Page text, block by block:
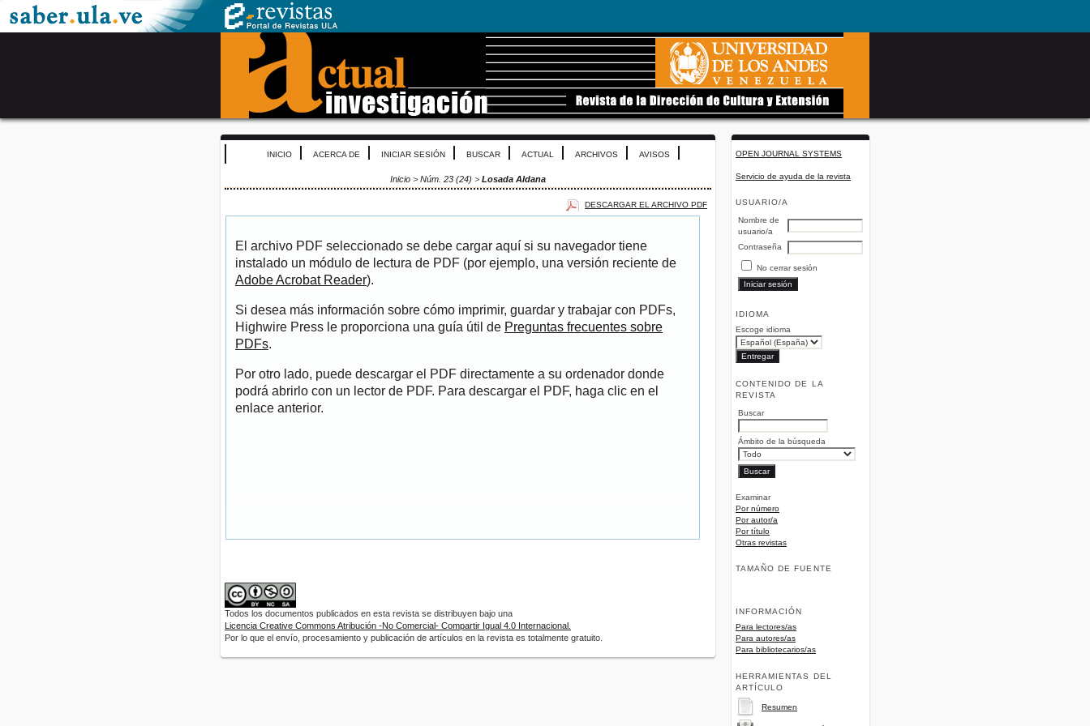
OPEN JOURNAL SYSTEMS
Servicio de ayuda de la revista
USUARIO/A
Nombre de
usuario/a
Contraseña
No cerrar sesión
IDIOMA
Escoge idioma
CONTENIDO DE LA
REVISTA
Buscar
Ámbito de la búsqueda
Examinar
Por número
Por autor/a
Por título
Otras revistas
TAMAÑO DE FUENTE
INFORMACIÓN
Para lectores/as
Para autores/as
Para bibliotecarios/as
HERRAMIENTAS DEL
ARTÍCULO
Resumen
INICIO ACERCA DE INICIAR SESIÓN BUSCAR ACTUAL ARCHIVOS AVISOS
Inicio > Núm. 23 (24) > Losada Aldana
DESCARGAR EL ARCHIVO PDF
El archivo PDF seleccionado se debe cargar aquí si su navegador tiene
instalado un módulo de lectura de PDF (por ejemplo, una versión reciente de
Adobe Acrobat Reader).
Si desea más información sobre cómo imprimir, guardar y trabajar con PDFs,
Highwire Press le proporciona una guía útil de Preguntas frecuentes sobre
PDFs.
Por otro lado, puede descargar el PDF directamente a su ordenador donde
podrá abrirlo con un lector de PDF. Para descargar el PDF, haga clic en el
enlace anterior.
Todos los documentos publicados en esta revista se distribuyen bajo una
Licencia Creative Commons Atribución -No Comercial- Compartir Igual 4.0 Internacional.
Por lo que el envío, procesamiento y publicación de artículos en la revista es totalmente gratuito.